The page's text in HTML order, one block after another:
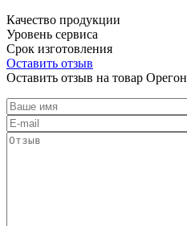
Качество продукции
Уровень сервиса
Срок изготовления
Оставить отзыв
Оставить отзыв на товар Орегон